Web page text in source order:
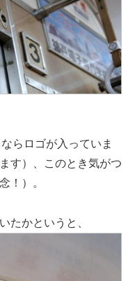
らロゴが入っていま
す）、このとき気がつ
！）。
たかというと、